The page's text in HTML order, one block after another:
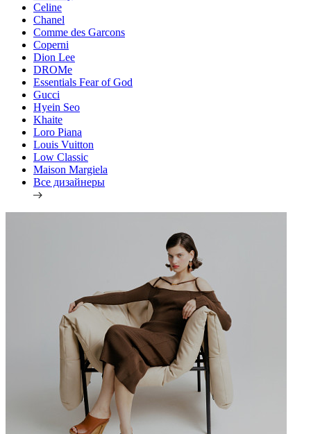
Celine
Chanel
Comme des Garcons
Coperni
Dion Lee
DROMe
Essentials Fear of God
Gucci
Hyein Seo
Khaite
Loro Piana
Louis Vuitton
Low Classic
Maison Margiela
Все дизайнеры